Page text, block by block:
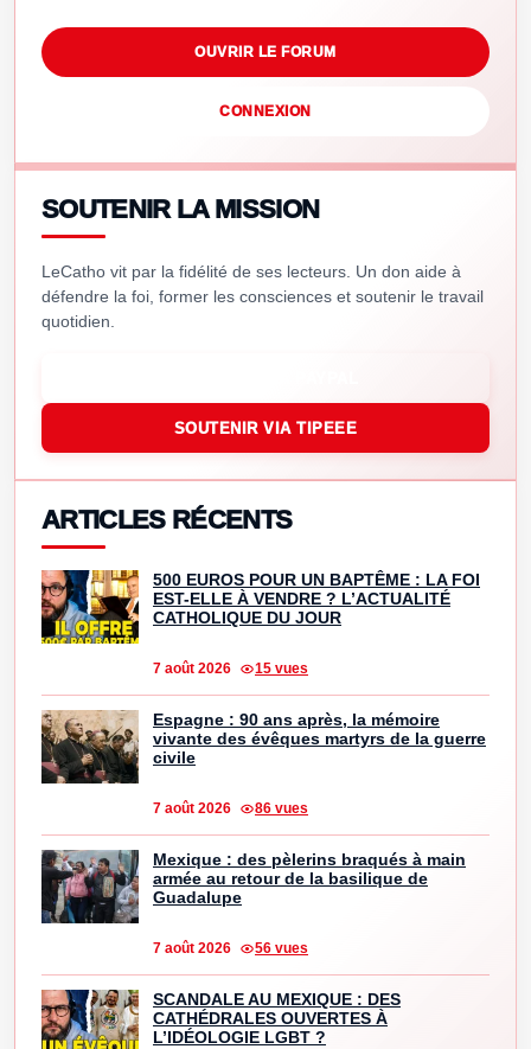
OUVRIR LE FORUM
CONNEXION
SOUTENIR LA MISSION
LeCatho vit par la fidélité de ses lecteurs. Un don aide à
défendre la foi, former les consciences et soutenir le travail
quotidien.
SOUTENIR VIA TIPEEE
ARTICLES RÉCENTS
500 EUROS POUR UN BAPTÊME : LA FOI
EST-ELLE À VENDRE ? L’ACTUALITÉ
CATHOLIQUE DU JOUR
7 août 2026 15 vues
Espagne : 90 ans après, la mémoire
vivante des évêques martyrs de la guerre
civile
7 août 2026 86 vues
Mexique : des pèlerins braqués à main
armée au retour de la basilique de
Guadalupe
7 août 2026 56 vues
SCANDALE AU MEXIQUE : DES
CATHÉDRALES OUVERTES À
L’IDÉOLOGIE LGBT ?